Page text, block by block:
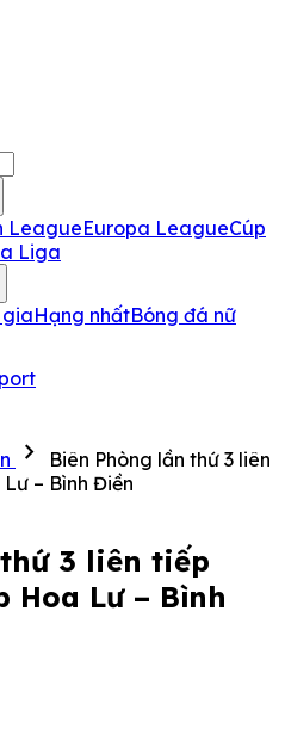
LeagueEuropa LeagueCúp
Liga
Hạng nhấtBóng đá nữ
chevron_right
Biên Phòng lần thứ 3 liên
– Bình Điền
3 liên tiếp
Hoa Lư – Bình